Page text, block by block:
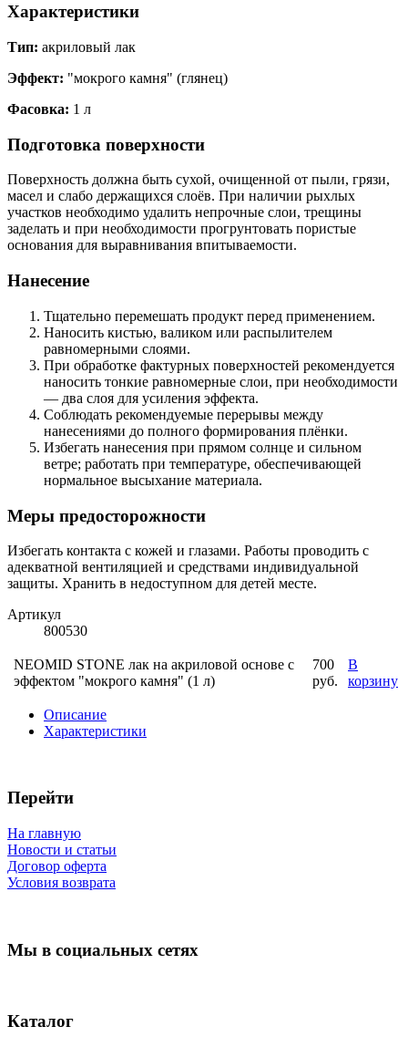
Характеристики
Тип: акриловый лак
Эффект: "мокрого камня" (глянец)
Фасовка: 1 л
Подготовка поверхности
Поверхность должна быть сухой, очищенной от пыли, грязи,
масел и слабо держащихся слоёв. При наличии рыхлых
участков необходимо удалить непрочные слои, трещины
заделать и при необходимости прогрунтовать пористые
основания для выравнивания впитываемости.
Нанесение
Тщательно перемешать продукт перед применением.
Наносить кистью, валиком или распылителем
равномерными слоями.
При обработке фактурных поверхностей рекомендуется
наносить тонкие равномерные слои, при необходимости
— два слоя для усиления эффекта.
Соблюдать рекомендуемые перерывы между
нанесениями до полного формирования плёнки.
Избегать нанесения при прямом солнце и сильном
ветре; работать при температуре, обеспечивающей
нормальное высыхание материала.
Меры предосторожности
Избегать контакта с кожей и глазами. Работы проводить с
адекватной вентиляцией и средствами индивидуальной
защиты. Хранить в недоступном для детей месте.
Артикул
800530
NEOMID STONE лак на акриловой основе с
эффектом "мокрого камня" (1 л)
700
руб.
В
корзину
Описание
Характеристики
Перейти
На главную
Новости и статьи
Договор оферта
Условия возврата
Мы в социальных сетях
Каталог